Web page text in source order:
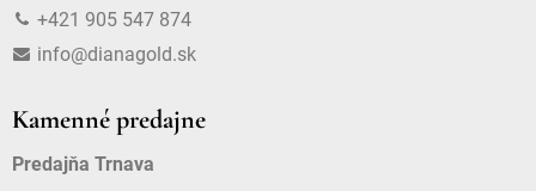
+421 905 547 874
info@dianagold.sk
Kamenné predajne
Predajňa Trnava